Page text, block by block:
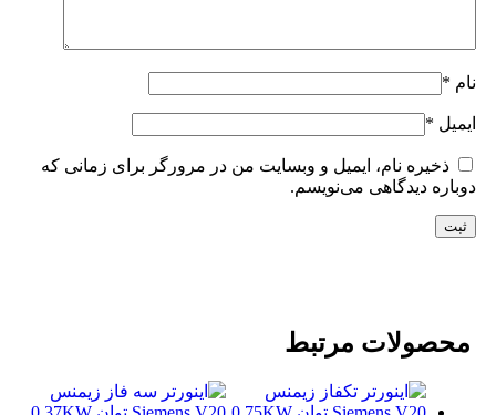
نام *
ایمیل *
ذخیره نام، ایمیل و وبسایت من در مرورگر برای زمانی که
دوباره دیدگاهی می‌نویسم.
محصولات مرتبط